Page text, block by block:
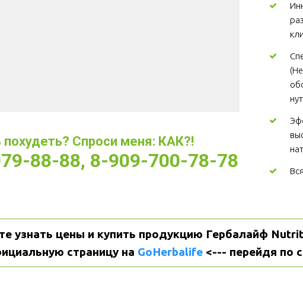
Спроси меня: КАК?!
88-88, 8-909-700-78-78
узнать цены и купить продукцию Гербалайф
страницу на GoHerbalife <--- перейдя по